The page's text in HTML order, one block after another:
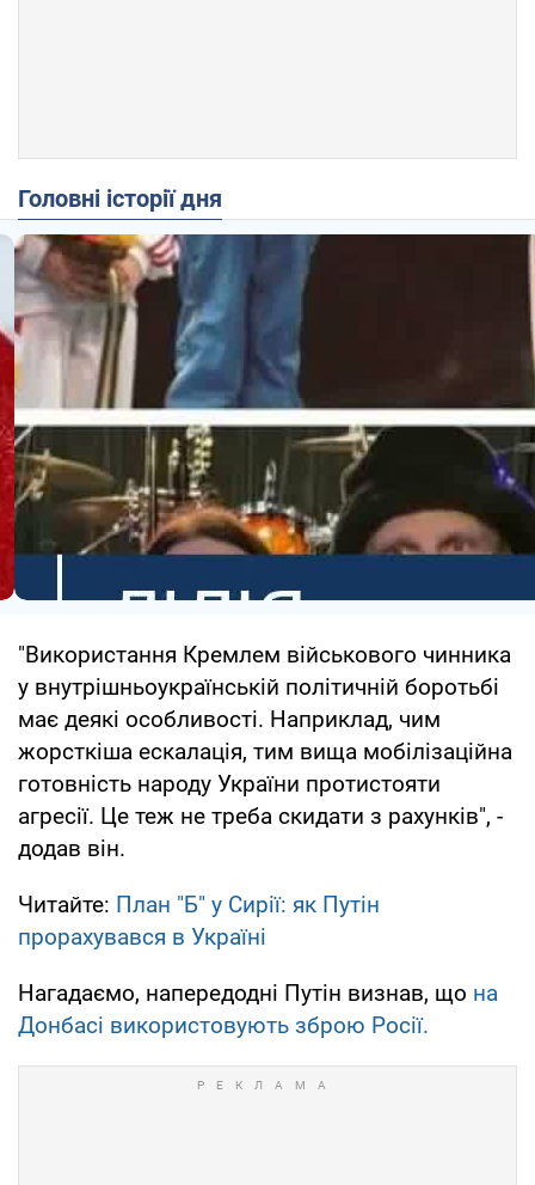
Головні історії дня
"Використання Кремлем військового чинника
у внутрішньоукраїнській політичній боротьбі
має деякі особливості. Наприклад, чим
жорсткіша ескалація, тим вища мобілізаційна
готовність народу України протистояти
агресії. Це теж не треба скидати з рахунків", -
додав він.
Читайте: План "Б" у Сирії: як Путін
прорахувався в Україні
Нагадаємо, напередодні Путін визнав, що на
Донбасі використовують зброю Росії.